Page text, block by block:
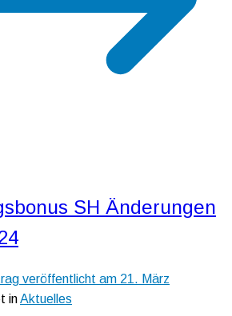
SH Änderungen
veröffentlicht am 21. März
inAktuelles